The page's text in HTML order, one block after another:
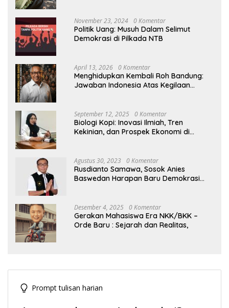
November 23, 2024 0 Komentar
Politik Uang: Musuh Dalam Selimut
Demokrasi di Pilkada NTB
April 13, 2026 0 Komentar
Menghidupkan Kembali Roh Bandung:
Jawaban Indonesia Atas Kegilaan
September 12, 2025 0 Komentar
Biologi Kopi: Inovasi Ilmiah, Tren
Kekinian, dan Prospek Ekonomi di
Agustus 30, 2023 0 Komentar
Rusdianto Samawa, Sosok Anies
Baswedan Harapan Baru Demokrasi
Desember 4, 2025 0 Komentar
Gerakan Mahasiswa Era NKK/BKK –
Orde Baru : Sejarah dan Realitas,
Prompt tulisan harian